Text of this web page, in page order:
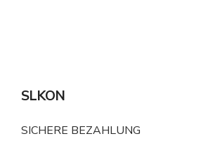
SLKON
SICHERE BEZAHLUNG